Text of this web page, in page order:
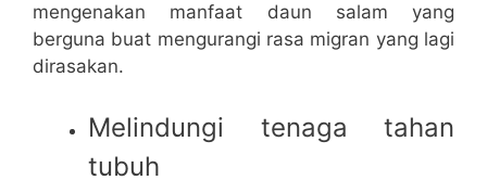
mengenakan manfaat daun salam yang
berguna buat mengurangi rasa migran yang lagi
dirasakan.
Melindungi tenaga tahan
tubuh